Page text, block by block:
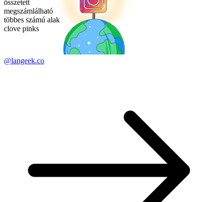
összetett
megszámlálható
többes számú alak
clove pinks
@langeek.co